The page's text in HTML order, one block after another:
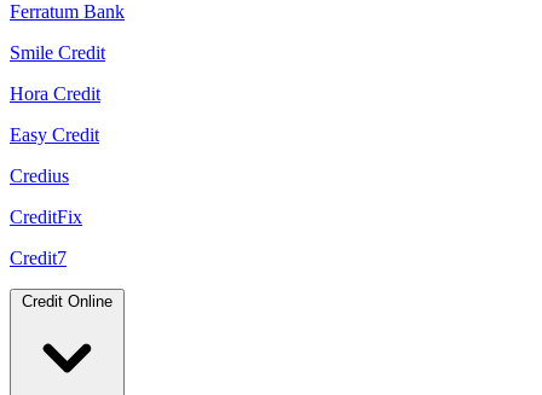
Ferratum Bank
Smile Credit
Hora Credit
Easy Credit
Credius
CreditFix
Credit7
Credit Online